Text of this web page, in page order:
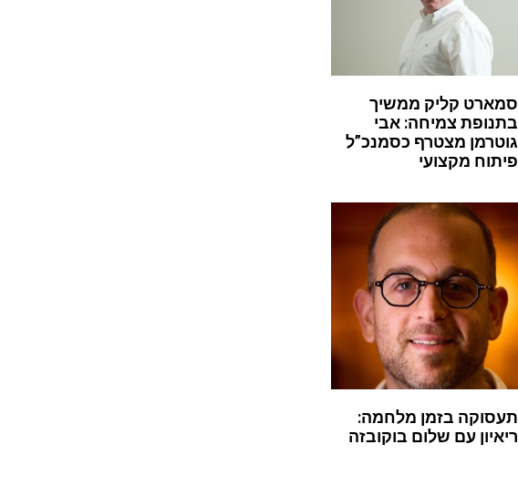
סמארט קליק ממשיך
בתנופת צמיחה: אבי
גוטרמן מצטרף כסמנכ”ל
פיתוח מקצועי
תעסוקה בזמן מלחמה:
ריאיון עם שלום בוקובזה